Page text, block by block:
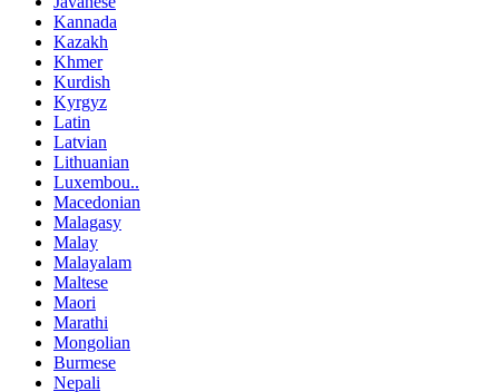
Kannada
Kazakh
Khmer
Kurdish
Kyrgyz
Latin
Latvian
Lithuanian
Luxembou..
Macedonian
Malagasy
Malay
Malayalam
Maltese
Maori
Marathi
Mongolian
Burmese
Nepali